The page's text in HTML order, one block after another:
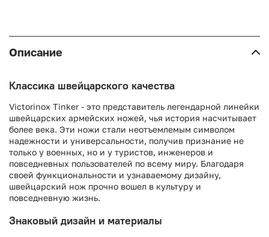
Описание
Классика швейцарского качества
Victorinox Tinker - это представитель легендарной линейки
швейцарских армейских ножей, чья история насчитывает
более века. Эти ножи стали неотъемлемым символом
надежности и универсальности, получив признание не
только у военных, но и у туристов, инженеров и
повседневных пользователей по всему миру. Благодаря
своей функциональности и узнаваемому дизайну,
швейцарский нож прочно вошел в культуру и
повседневную жизнь.
Знаковый дизайн и материалы